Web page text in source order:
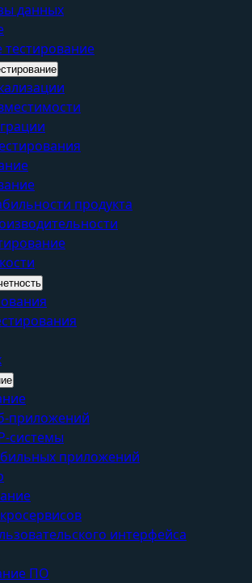
данных
тестирование
продукта
приложений
системы
приложений
интерфейса
ПО